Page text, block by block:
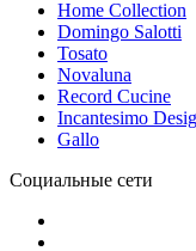
Home Collection
Domingo Salotti
Tosato
Novaluna
Record Cucine
Incantesimo
Gallo
Социальные сети